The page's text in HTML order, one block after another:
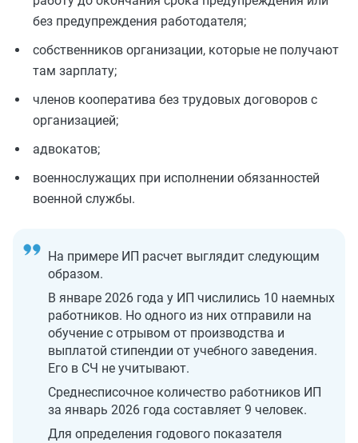
без предупреждения работодателя;
собственников организации, которые не получают
там зарплату;
членов кооператива без трудовых договоров с
организацией;
адвокатов;
военнослужащих при исполнении обязанностей
военной службы.
На примере ИП расчет выглядит следующим
образом.
В январе 2026 года у ИП числились 10 наемных
работников. Но одного из них отправили на
обучение с отрывом от производства и
выплатой стипендии от учебного заведения.
Его в СЧ не учитывают.
Среднесписочное количество работников ИП
за январь 2026 года составляет 9 человек.
Для определения годового показателя